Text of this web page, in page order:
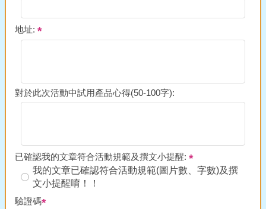
地址:
對於此次活動中試用產品心得(50-100字):
已確認我的文章符合活動規範及撰文小提醒:
我的文章已確認符合活動規範(圖片數、字數)及撰
文小提醒唷！！
驗證碼